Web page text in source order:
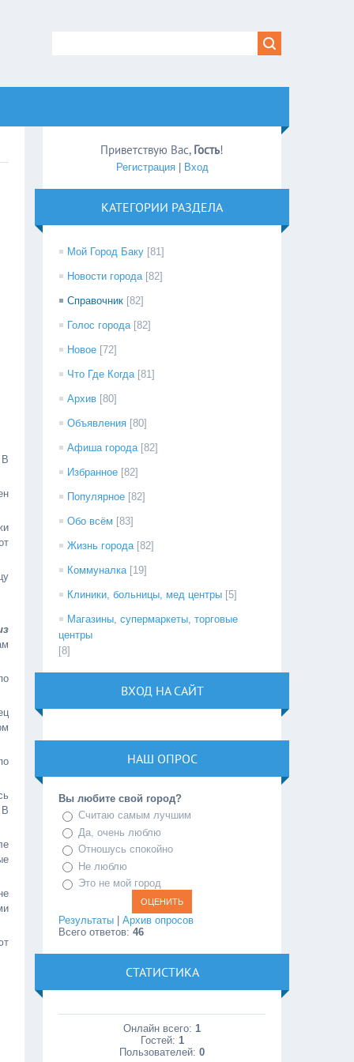
В
В
Приветствую Вас, Гость!
Регистрация| Вход
КАТЕГОРИИ РАЗДЕЛА
Мой Город Баку [81]
Новости города [82]
Справочник [82]
Голос города [82]
Новое [72]
Что Где Когда [81]
Архив [80]
Объявления [80]
Афиша города [82]
Избранное [82]
Популярное [82]
Обо всём [83]
Жизнь города [82]
Коммуналка [19]
Клиники, больницы, мед центры [5]
Магазины, супермаркеты, торговые
центры
[8]
ВХОД НА САЙТ
НАШ ОПРОС
Вы любите свой город?
Считаю самым лучшим
Да, очень люблю
Отношусь спокойно
Не люблю
Это не мой город
Результаты |Архив опросов
Всего ответов:46
СТАТИСТИКА
Онлайн всего: 1
Гостей: 1
Пользователей:0